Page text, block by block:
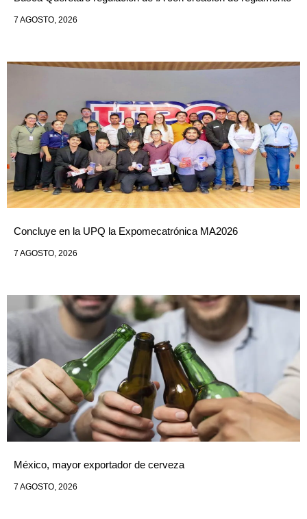
7 AGOSTO, 2026
Concluye en la UPQ la Expomecatrónica MA2026
7 AGOSTO, 2026
México, mayor exportador de cerveza
7 AGOSTO, 2026